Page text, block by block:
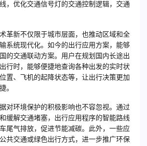
，优化交通信号灯的交通控制逻辑，交通
革新不仅限于城市层面，也推动区域和全
系统现代化。如今的出行应用方案，能够
的交通联动方案。用户在规划国内长途出
行时，能够便捷地查询各种出发的实时状
置、飞机的起降状态等，让出行决策更加
。
对环境保护的积极影响也不容忽视。通过
缓解交通堵塞，出行应用程序的智能路线
尾气排放，促进节能减碳。此外，一些应
共交通或绿色出行方式，进一步推广环保